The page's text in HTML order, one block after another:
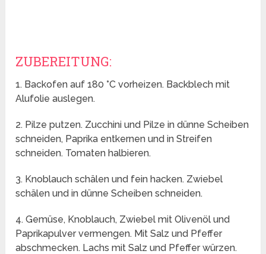
ZUBEREITUNG:
1. Backofen auf 180 °C vorheizen. Backblech mit
Alufolie auslegen.
2. Pilze putzen. Zucchini und Pilze in dünne Scheiben
schneiden, Paprika entkernen und in Streifen
schneiden. Tomaten halbieren.
3. Knoblauch schälen und fein hacken. Zwiebel
schälen und in dünne Scheiben schneiden.
4. Gemüse, Knoblauch, Zwiebel mit Olivenöl und
Paprikapulver vermengen. Mit Salz und Pfeffer
abschmecken. Lachs mit Salz und Pfeffer würzen.